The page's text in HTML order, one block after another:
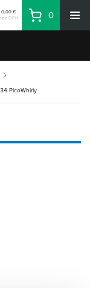
0,00 €
DPH
Košík
0
PicoWhirly